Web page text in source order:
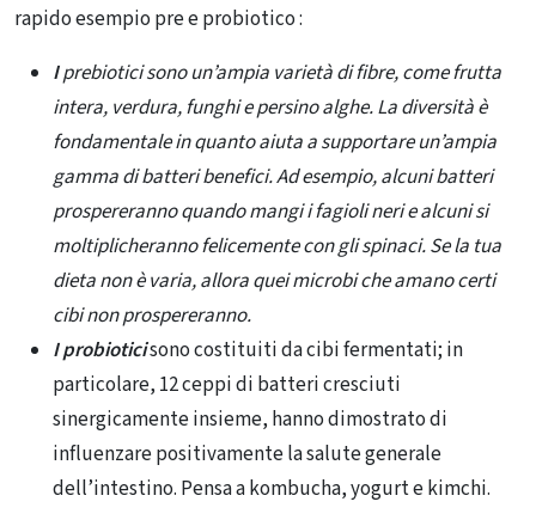
rapido esempio pre e probiotico :
Iprebiotici sono un’ampia varietà di fibre, come frutta
intera, verdura, funghi e persino alghe. La diversità è
fondamentale in quanto aiuta a supportare un’ampia
gamma di batteri benefici. Ad esempio, alcuni batteri
prospereranno quando mangi i fagioli neri e alcuni si
moltiplicheranno felicemente con gli spinaci. Se la tua
dieta non è varia, allora quei microbi che amano certi
cibi non prospereranno.
I probioticisono costituiti da cibi fermentati; in
particolare, 12 ceppi di batteri cresciuti
sinergicamente insieme, hanno dimostrato di
influenzare positivamente la salute generale
dell’intestino. Pensa a kombucha, yogurt e kimchi.